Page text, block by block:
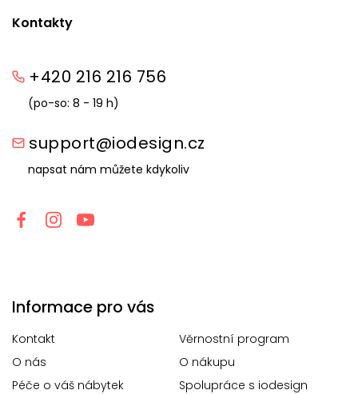
Kontakty
+420 216 216 756
(po-so: 8 - 19 h)
support@iodesign.cz
napsat nám můžete kdykoliv
Informace pro vás
Kontakt
Věrnostní program
O nás
O nákupu
Péče o váš nábytek
Spolupráce s iodesign